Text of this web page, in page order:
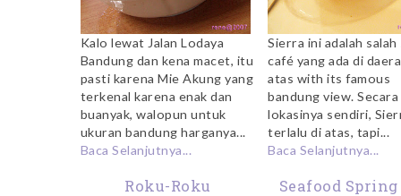
Kalo lewat Jalan Lodaya
Bandung dan kena macet, itu
pasti karena Mie Akung yang
terkenal karena enak dan
buanyak, walopun untuk
ukuran bandung harganya...
Baca Selanjutnya...
Sierra ini adalah
café yang ada di
atas with its famous
bandung view. Secara
lokasinya sendiri,
terlalu di atas, tapi...
Baca Selanjutnya...
Roku-Roku
Seafood